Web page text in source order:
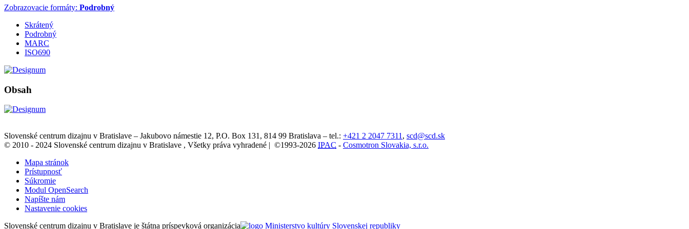
Zobrazovacie formáty: Podrobný
Skrátený
Podrobný
MARC
ISO690
Obsah
Slovenské centrum dizajnu v Bratislave – Jakubovo námestie 12, P.O. Box 131, 814 99 Bratislava – tel.: +421 2 2047 7311 , scd@scd.sk
© 2010 - 2024 Slovenské centrum dizajnu v Bratislave , Všetky práva vyhradené | ©1993-2026 IPAC - Cosmotron Slovakia, s.r.o.
Mapa stránok
Prístupnosť
Súkromie
Modul OpenSearch
Napíšte nám
Nastavenie cookies
Slovenské centrum dizajnu v Bratislave je štátna príspevková organizácia